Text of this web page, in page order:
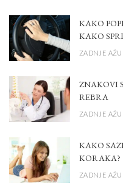
KAKO
KAKO
ZADNJE
ZNAKOVI
REBRA
ZADNJE
KAKO
KORAKA?
ZADNJE